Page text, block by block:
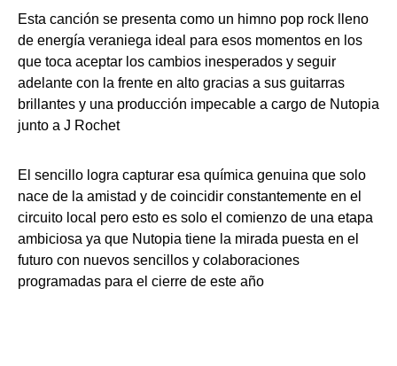
Esta canción se presenta como un himno pop rock lleno
de energía veraniega ideal para esos momentos en los
que toca aceptar los cambios inesperados y seguir
adelante con la frente en alto gracias a sus guitarras
brillantes y una producción impecable a cargo de Nutopia
junto a J Rochet
El sencillo logra capturar esa química genuina que solo
nace de la amistad y de coincidir constantemente en el
circuito local pero esto es solo el comienzo de una etapa
ambiciosa ya que Nutopia tiene la mirada puesta en el
futuro con nuevos sencillos y colaboraciones
programadas para el cierre de este año